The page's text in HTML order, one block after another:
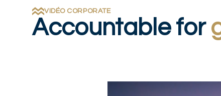
VIDÉO CORPORATE
Accountable for